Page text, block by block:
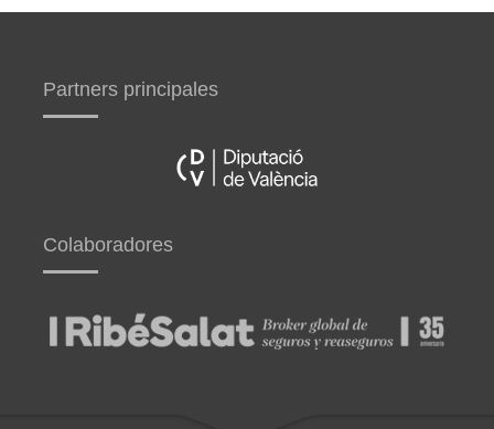
Partners principales
Colaboradores